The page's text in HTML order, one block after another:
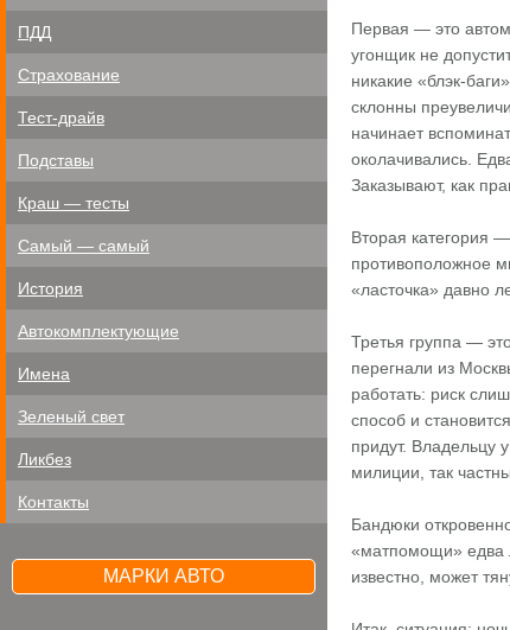
ПДД
Страхование
Тест-драйв
Подставы
Краш — тесты
Самый — самый
История
Автокомплектующие
Имена
Зеленый свет
Ликбез
Контакты
МАРКИ АВТО
Первая — это
угонщик не
никакие «блэк-
склонны
начинает
околачивались.
Заказывают, как
Вторая категория
противоположное
«ласточка» давно
Третья группа —
перегнали из
работать: риск
способ и
придут. Владельцу
милиции, так
Бандюки
«матпомощи» едва
известно, может